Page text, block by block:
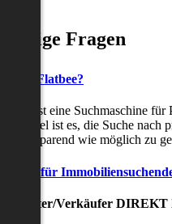
Fragen
ist Flatbee?
ist eine Suchmaschine
Ziel ist es, die Suche nach
zeitsparend wie möglich zu
für
Verkäufer DIREKT